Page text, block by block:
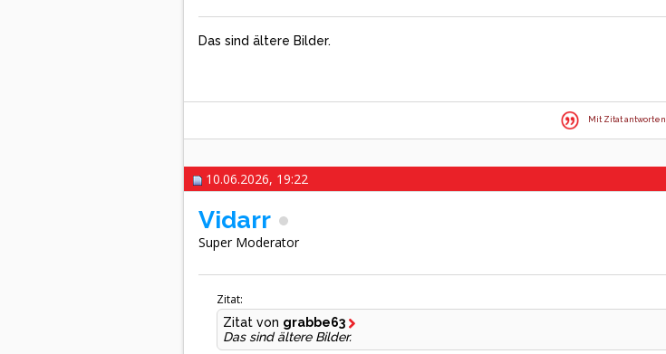
Das sind ältere Bilder.
Mit Zitat antworten
10.06.2026, 19:22
Vidarr
Super Moderator
Zitat:
Zitat von grabbe63
Das sind ältere Bilder.